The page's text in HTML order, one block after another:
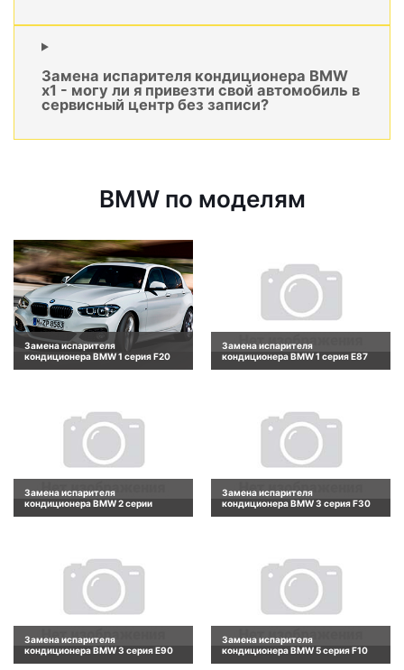
Замена испарителя кондиционера BMW
x1 - могу ли я привезти свой автомобиль в
сервисный центр без записи?
BMW по моделям
Замена испарителя
кондиционера BMW 1 серия F20
Замена испарителя
кондиционера BMW 1 серия E87
Замена испарителя
кондиционера BMW 2 серии
Замена испарителя
кондиционера BMW 3 серия F30
Замена испарителя
кондиционера BMW 3 серия E90
Замена испарителя
кондиционера BMW 5 серия F10